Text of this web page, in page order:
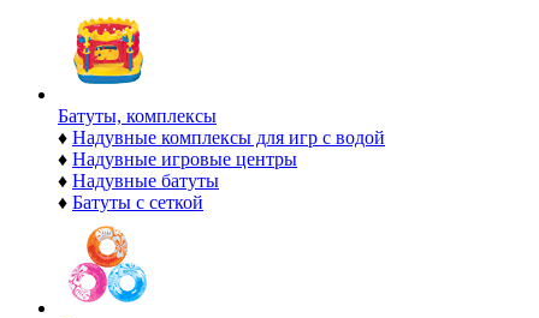
Батуты, комплексы
♦ Надувные комплексы для игр с водой
♦ Надувные игровые центры
♦ Надувные батуты
♦ Батуты с сеткой